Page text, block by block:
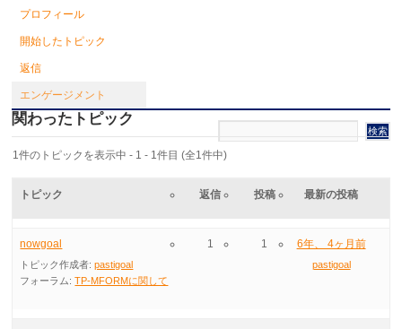
プロフィール
開始したトピック
返信
エンゲージメント
関わったトピック
1件のトピックを表示中 - 1 - 1件目 (全1件中)
トピック 返信 投稿 最新の投稿
nowgoal
トピック作成者:pastigoal
フォーラム:TP-MFORMに関して
1 1 6年、 4ヶ月前
pastigoal